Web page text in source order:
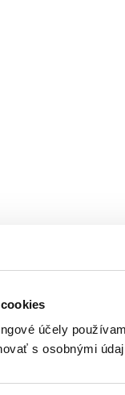
účely
s osobnými